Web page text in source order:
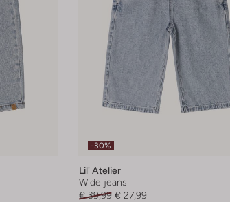
-30%
Lil' Atelier
Wide jeans
€ 39,99 € 27,99